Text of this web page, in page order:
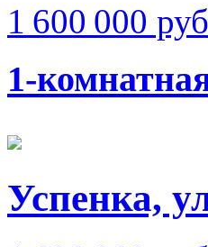
1 600 000
1-
Успенка,